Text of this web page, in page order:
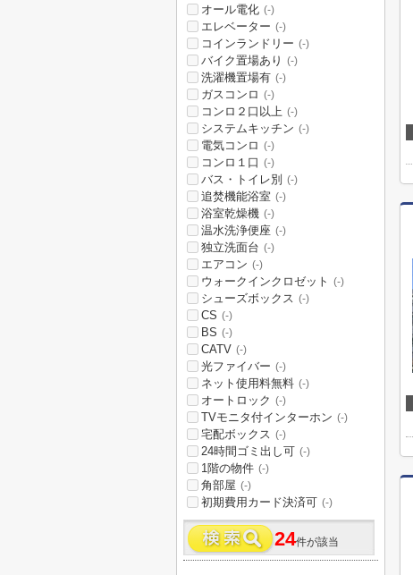
オール電化 (-)
エレベーター (-)
コインランドリー (-)
バイク置場あり (-)
洗濯機置場有 (-)
ガスコンロ (-)
コンロ２口以上 (-)
システムキッチン (-)
電気コンロ (-)
コンロ１口 (-)
バス・トイレ別 (-)
追焚機能浴室 (-)
浴室乾燥機 (-)
温水洗浄便座 (-)
独立洗面台 (-)
エアコン (-)
ウォークインクロゼット (-)
シューズボックス (-)
CS (-)
BS (-)
CATV (-)
光ファイバー (-)
ネット使用料無料 (-)
オートロック (-)
TVモニタ付インターホン (-)
宅配ボックス (-)
24時間ゴミ出し可 (-)
1階の物件 (-)
角部屋 (-)
初期費用カード決済可 (-)
24件が該当